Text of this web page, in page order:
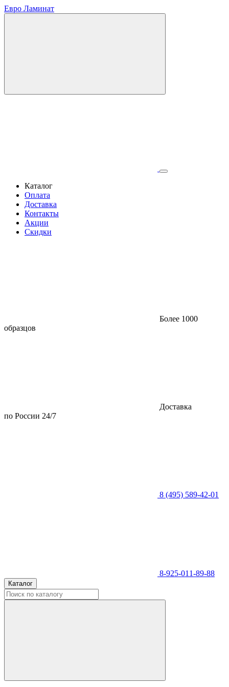
Евро Ламинат
Каталог
Оплата
Доставка
Контакты
Акции
Скидки
Более 1000
образцов
Доставка
по России 24/7
8 (495) 589-42-01
8-925-011-89-88
Каталог